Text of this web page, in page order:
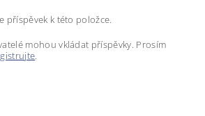
příspěvek k této položce.
mohou vkládat příspěvky. Prosím
.